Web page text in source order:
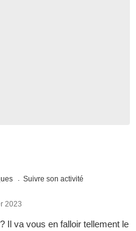
Suivre son activité
2023
Il va vous en falloir tellement le